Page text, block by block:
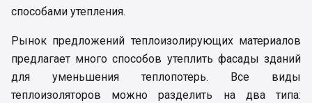
способами утепления.
Рынок предложений теплоизолирующих материалов
предлагает много способов утеплить фасады зданий
для уменьшения теплопотерь. Все виды
теплоизоляторов можно разделить на два типа: